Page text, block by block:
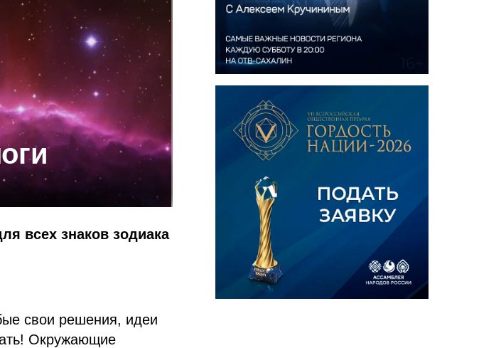
всех знаков зодиака
свои решения, идеи
Окружающие